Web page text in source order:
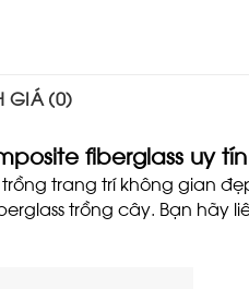
GIÁ (0)
fiberglass uy
trang trí không gian
trồng cây. Bạn hãy